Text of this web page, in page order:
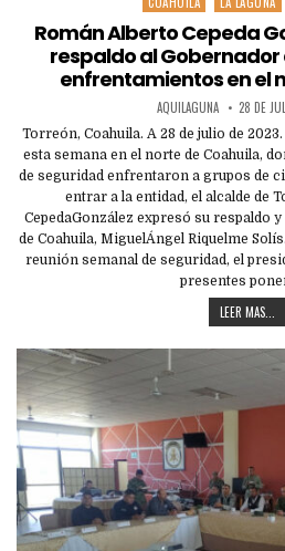
Román Alberto Cepeda
respaldo al
enfrentamientos en el
AQUILAGUNA 28 DE
Torreón, Coahuila. A 28 de julio de
esta semana en el norte de Coahuila,
de seguridad enfrentaron a grupos de
entrar a la entidad, el alcalde de
CepedaGonzález expresó su respaldo
de Coahuila, MiguelÁngel Riquelme
reunión semanal de seguridad, el
presentes
LEER MAS...